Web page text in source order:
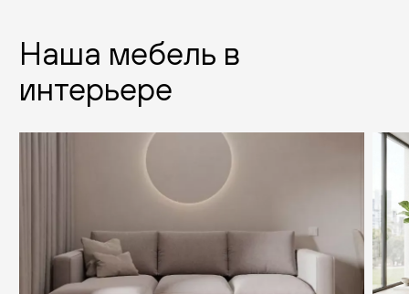
Наша мебель в
интерьере